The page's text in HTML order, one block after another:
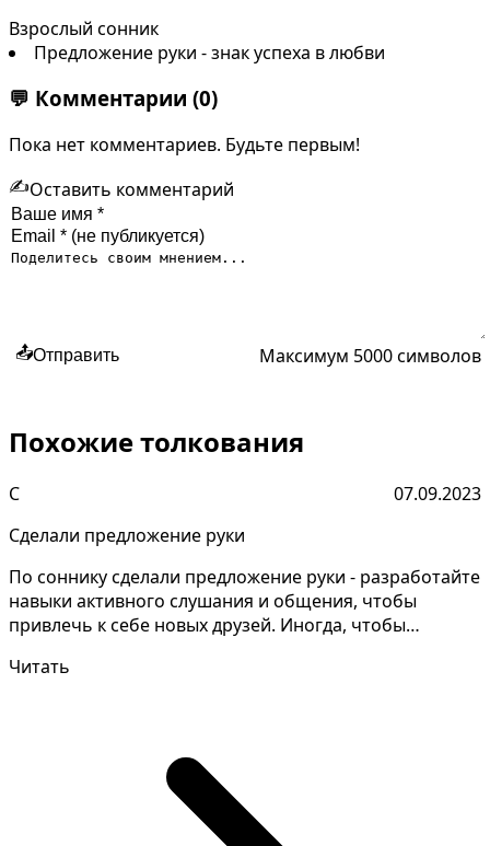
Взрослый сонник
Предложение руки - знак успеха в любви
💬 Комментарии (0)
Пока нет комментариев. Будьте первым!
✍️Оставить комментарий
📤Отправить Максимум 5000 символов
Похожие толкования
С
07.09.2023
Сделали предложение руки
По соннику сделали предложение руки - разработайте
навыки активного слушания и общения, чтобы
привлечь к себе новых друзей. Иногда, чтобы
Читать